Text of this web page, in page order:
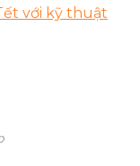
với kỹ thuật